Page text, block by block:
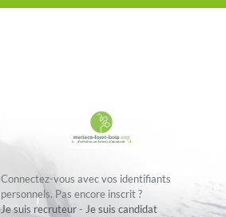
Connectez-vous avec vos identifiants
personnels. Pas encore inscrit ?
Je suis recruteur- Je suis candidat